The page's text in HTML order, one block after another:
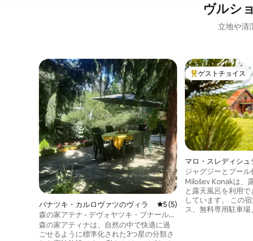
ヴルシ
立地や清
バナツキ・カルロヴァツのヴィラ レビュー5件、5つ星中5つ星
5 (5)
森の家アテナ - デヴォヤツキ・ブナール宿
泊施設
森の家アティナは、自然の中で快適に過
ごせるように標準化された3つ星の分類さ
大好評のゲストチ
ゲストチョイス
マロ・スレディシュ
ス
ジャグジーとプー
Milošev Konakは、
と露天風呂を利用
しています。 この
ス、無料専用駐車場